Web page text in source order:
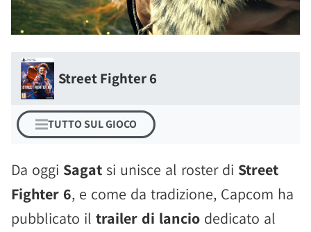
Street Fighter 6
TUTTO SUL GIOCO
Da oggi Sagat si unisce al roster di Street
Fighter 6, e come da tradizione, Capcom ha
pubblicato il trailer di lancio dedicato al